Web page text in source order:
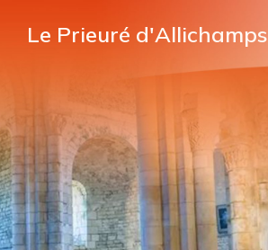
Le Prieuré d'Allichamps